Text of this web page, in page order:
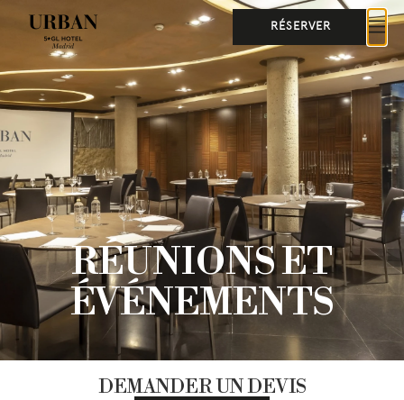
RÉSERVER
RÉUNIONS ET
ÉVÉNEMENTS
DEMANDER UN DEVIS